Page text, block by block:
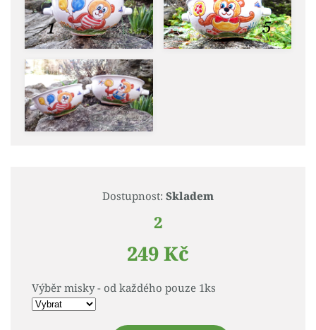
Dostupnost: Skladem
2
249 Kč
Výběr misky - od každého pouze 1ks